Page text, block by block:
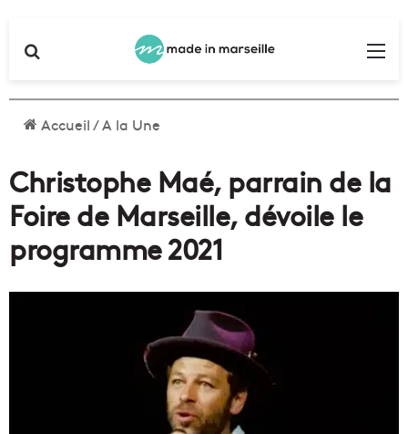
Accueil/A la Une
Christophe Maé, parrain de la
Foire de Marseille, dévoile le
programme 2021